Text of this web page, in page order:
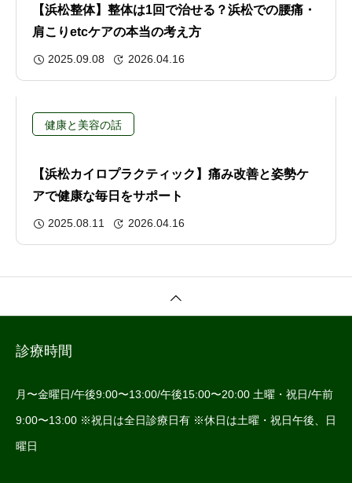
【浜松整体】整体は1回で治せる？浜松での腰痛・
肩こりetcケアの本当の考え方
2025.09.08 2026.04.16
健康と美容の話
【浜松カイロプラクティック】痛み改善と姿勢ケ
アで健康な毎日をサポート
2025.08.11 2026.04.16
診療時間
月〜金曜日/午後9:00〜13:00/午後15:00〜20:00 土曜・祝日/午前
9:00〜13:00 ※祝日は全日診療日有 ※休日は土曜・祝日午後、日
曜日